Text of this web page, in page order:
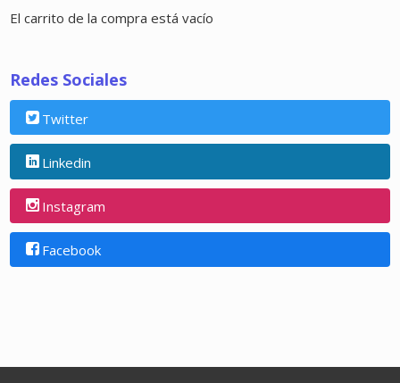
El carrito de la compra está vacío
Redes Sociales
Twitter
Linkedin
Instagram
Facebook